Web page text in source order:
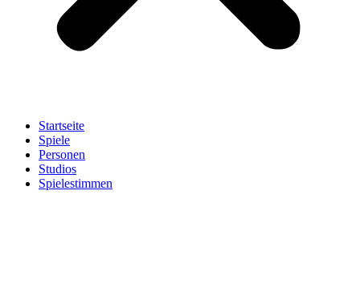
Startseite
Spiele
Personen
Studios
Spielestimmen